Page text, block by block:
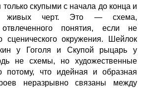
скупыми с начала до конца и
живых черт. Это — схема,
понятия, если не
сценического окружения. Шейлок
у Гоголя и Скупой рыцарь у
не схемы, но художественные
потому, что идейная и образная
неразрывно связаны между